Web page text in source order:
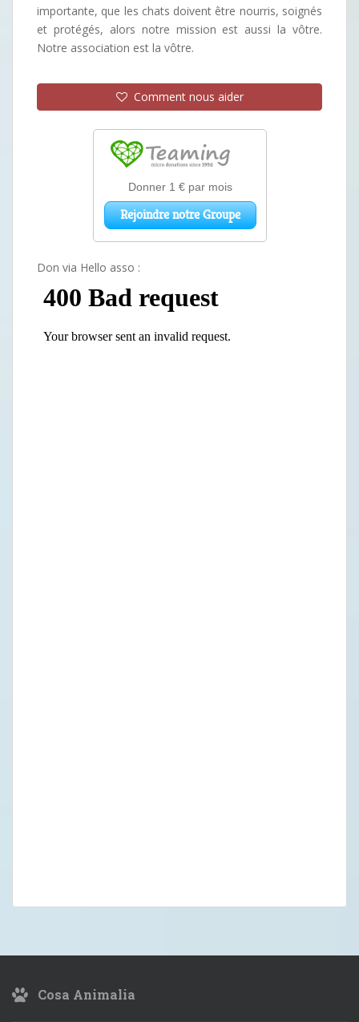
importante, que les chats doivent être nourris, soignés
et protégés, alors notre mission est aussi la vôtre.
Notre association est la vôtre.
Comment nous aider
Don via Hello asso :
Cosa Animalia